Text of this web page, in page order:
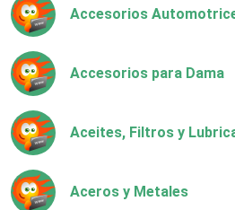
Accesorios
Accesorios para Dama
Aceites, Filtros y
Aceros y Metales